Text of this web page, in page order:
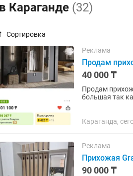
Караганде (32)
Сортировка
Реклама
Продам
40 000 ₸
Продам
большая так
Караганда,
Реклама
Прихожая
90 000 ₸